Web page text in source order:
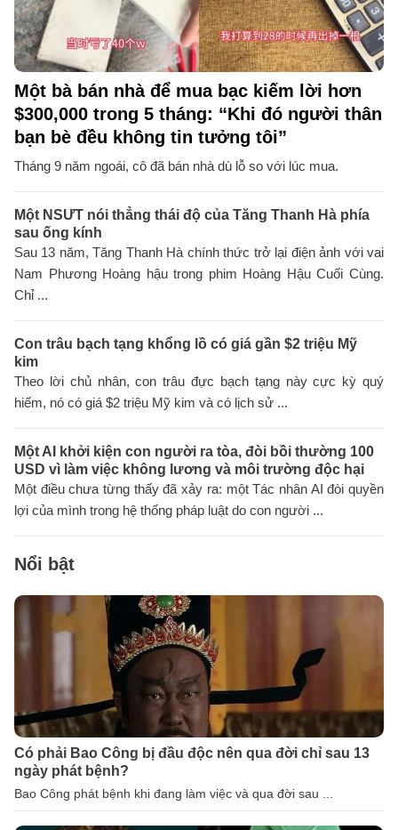
Một bà bán nhà để mua bạc kiếm lời hơn
$300,000 trong 5 tháng: “Khi đó người thân
bạn bè đều không tin tưởng tôi”
Tháng 9 năm ngoái, cô đã bán nhà dù lỗ so với lúc mua.
Một NSƯT nói thẳng thái độ của Tăng Thanh Hà phía
sau ống kính
Sau 13 năm, Tăng Thanh Hà chính thức trở lại điện ảnh với vai
Nam Phương Hoàng hậu trong phim Hoàng Hậu Cuối Cùng.
Chỉ ...
Con trâu bạch tạng khổng lồ có giá gần $2 triệu Mỹ
kim
Theo lời chủ nhân, con trâu đực bạch tạng này cực kỳ quý
hiếm, nó có giá $2 triệu Mỹ kim và có lịch sử ...
Một AI khởi kiện con người ra tòa, đòi bồi thường 100
USD vì làm việc không lương và môi trường độc hại
Một điều chưa từng thấy đã xảy ra: một Tác nhân AI đòi quyền
lợi của mình trong hệ thống pháp luật do con người ...
Nổi bật
Có phải Bao Công bị đầu độc nên qua đời chỉ sau 13
ngày phát bệnh?
Bao Công phát bệnh khi đang làm việc và qua đời sau ...